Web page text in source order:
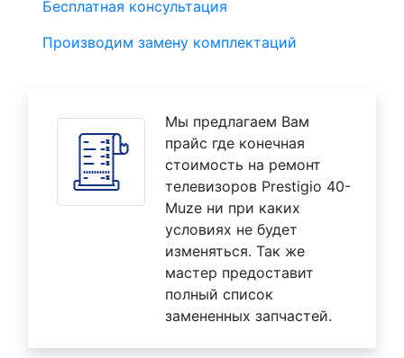
Бесплатная консультация
Производим замену комплектаций
Мы предлагаем Вам
прайс где конечная
стоимость на ремонт
телевизоров Prestigio 40-
Muze ни при каких
условиях не будет
изменяться. Так же
мастер предоставит
полный список
замененных запчастей.